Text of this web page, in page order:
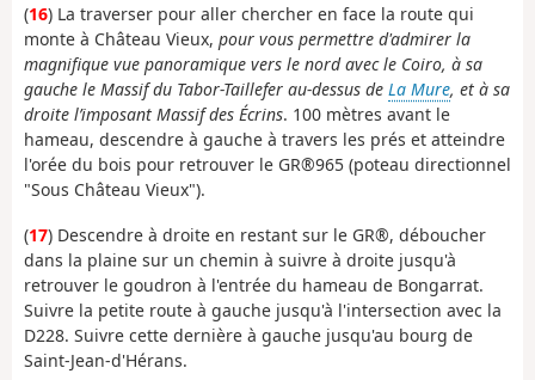
(16) La traverser pour aller chercher en face la route qui
monte à Château Vieux, pour vous permettre d'admirer la
magnifique vue panoramique vers le nord avec le Coiro, à sa
gauche le Massif du Tabor-Taillefer au-dessus de La Mure, et à sa
droite l’imposant Massif des Écrins. 100 mètres avant le
hameau, descendre à gauche à travers les prés et atteindre
l'orée du bois pour retrouver le GR®965 (poteau directionnel
"Sous Château Vieux").
(17) Descendre à droite en restant sur le GR®, déboucher
dans la plaine sur un chemin à suivre à droite jusqu'à
retrouver le goudron à l'entrée du hameau de Bongarrat.
Suivre la petite route à gauche jusqu'à l'intersection avec la
D228. Suivre cette dernière à gauche jusqu'au bourg de
Saint-Jean-d'Hérans.